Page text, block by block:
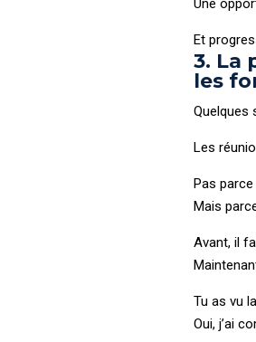
Une
Et
3. La
les
Quelques
Les
Pas
Mais
Avant, il
Tu as vu
Oui, j’ai